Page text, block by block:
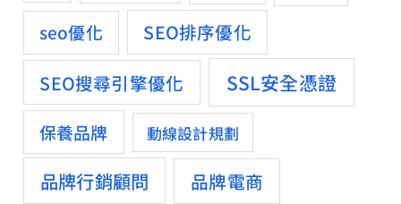
seo優化
SEO排序優化
SEO搜尋引擎優化
SSL安全憑證
保養品牌 動線設計規劃
品牌行銷顧問 品牌電商